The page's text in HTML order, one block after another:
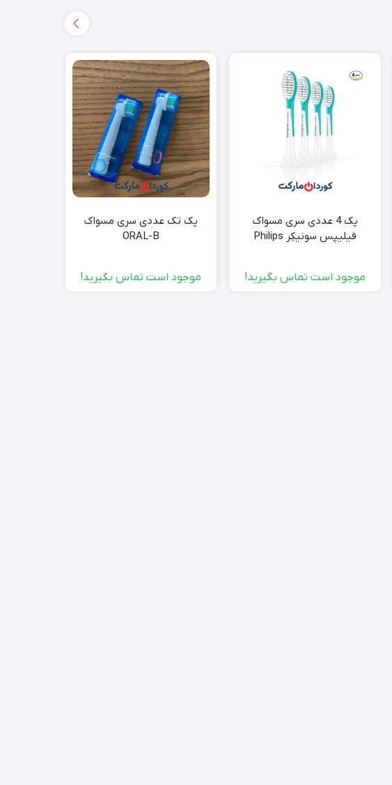
پک 4 عددی سری مسواک
فیلیپس سونیکِر Philips
موجود است تماس بگیرید!
پک تک عددی سری مسواک
ORAL-B
موجود است تماس بگیرید!